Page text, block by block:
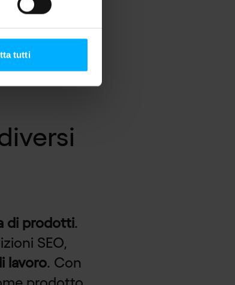
tutti
grazie
e fonti
il modo
di prodotti.
SEO,
lavoro. Con